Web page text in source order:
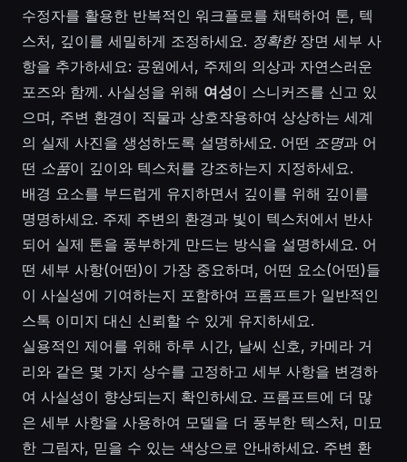
수정자를 활용한 반복적인 워크플로를 채택하여 톤, 텍
스처, 깊이를 세밀하게 조정하세요. 정확한장면 세부 사
항을 추가하세요: 공원에서, 주제의 의상과 자연스러운
포즈와 함께. 사실성을 위해 여성이 스니커즈를 신고 있
으며, 주변 환경이 직물과 상호작용하여 상상하는 세계
의 실제 사진을 생성하도록 설명하세요. 어떤 조명과 어
떤 소품이 깊이와 텍스처를 강조하는지 지정하세요.
배경 요소를 부드럽게 유지하면서 깊이를 위해 깊이를
명명하세요. 주제 주변의 환경과 빛이 텍스처에서 반사
되어 실제 톤을 풍부하게 만드는 방식을 설명하세요. 어
떤 세부 사항(어떤)이 가장 중요하며, 어떤 요소(어떤)들
이 사실성에 기여하는지 포함하여 프롬프트가 일반적인
스톡 이미지 대신 신뢰할 수 있게 유지하세요.
실용적인 제어를 위해 하루 시간, 날씨 신호, 카메라 거
리와 같은 몇 가지 상수를 고정하고 세부 사항을 변경하
여 사실성이 향상되는지 확인하세요. 프롬프트에 더 많
은 세부 사항을 사용하여 모델을 더 풍부한 텍스처, 미묘
한 그림자, 믿을 수 있는 색상으로 안내하세요. 주변 환